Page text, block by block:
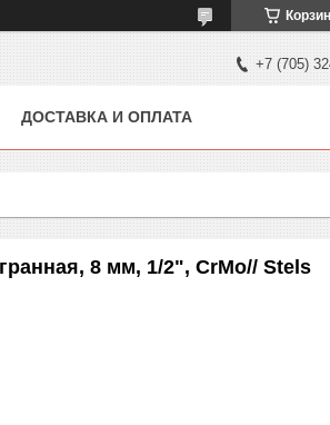
+7 (705)
ДОСТАВКА И ОПЛАТА
8 мм, 1/2", CrMo// Stels